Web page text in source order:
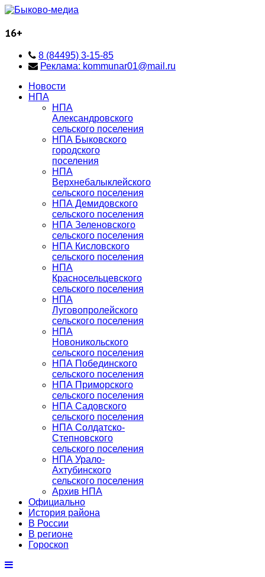
16+
8 (84495) 3-15-85
Реклама: kommunar01@mail.ru
Новости
НПА
НПА
Александровского
сельского поселения
НПА Быковского
городского
поселения
НПА
Верхнебалыклейского
сельского поселения
НПА Демидовского
сельского поселения
НПА Зеленовского
сельского поселения
НПА Кисловского
сельского поселения
НПА
Красносельцевского
сельского поселения
НПА
Луговопролейского
сельского поселения
НПА
Новоникольского
сельского поселения
НПА Побединского
сельского поселения
НПА Приморского
сельского поселения
НПА Садовского
сельского поселения
НПА Солдатско-
Степновского
сельского поселения
НПА Урало-
Ахтубинского
сельского поселения
Архив НПА
Официально
История района
В России
В регионе
Гороскоп